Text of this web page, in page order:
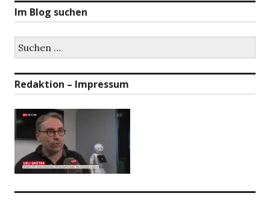
Im Blog suchen
nach:
Redaktion – Impressum